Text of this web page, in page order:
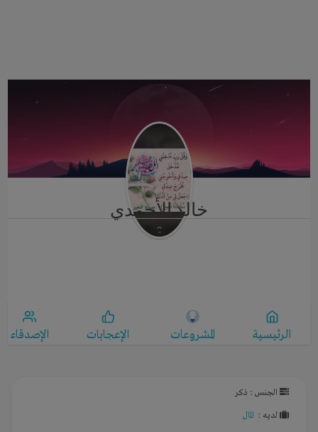
n
خالد الأحمدي
الرئيسية المشروعات الإعجابات الإصدقاء
الجنس : ذكر
لديـه : المال